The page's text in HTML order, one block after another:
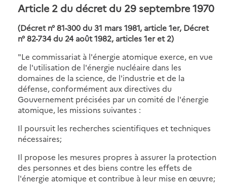
Article 2 du décret du 29 septembre 1970
(Décret n° 81-300 du 31 mars 1981, article 1er, Décret
n° 82-734 du 24 août 1982, articles 1er et 2)
"Le commissariat à l'énergie atomique exerce, en vue
de l'utilisation de l'énergie nucléaire dans les
domaines de la science, de l'industrie et de la
défense, conformément aux directives du
Gouvernement précisées par un comité de l'énergie
atomique, les missions suivantes :
Il poursuit les recherches scientifiques et techniques
nécessaires;
Il propose les mesures propres à assurer la protection
des personnes et des biens contre les effets de
l'énergie atomique et contribue à leur mise en œuvre;